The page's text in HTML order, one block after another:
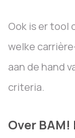
Ook is er tool
welke
aan de hand
criteria.
Over